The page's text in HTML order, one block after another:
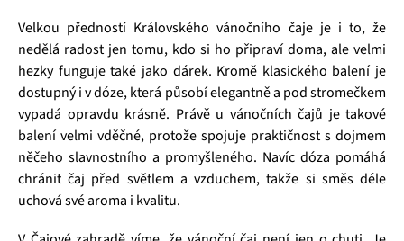
Velkou předností Královského vánočního čaje je i to, že
nedělá radost jen tomu, kdo si ho připraví doma, ale velmi
hezky funguje také jako dárek. Kromě klasického balení je
dostupný i v dóze, která působí elegantně a pod stromečkem
vypadá opravdu krásně. Právě u vánočních čajů je takové
balení velmi vděčné, protože spojuje praktičnost s dojmem
něčeho slavnostního a promyšleného. Navíc dóza pomáhá
chránit čaj před světlem a vzduchem, takže si směs déle
uchová své aroma i kvalitu.